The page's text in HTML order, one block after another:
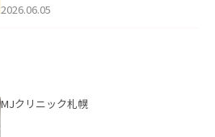
2026.06.05
MJクリニック札幌